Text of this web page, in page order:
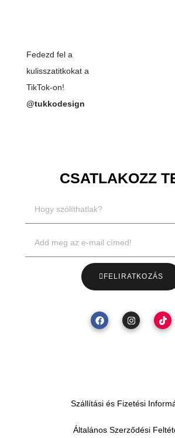
Fedezd fel a
kulisszatitkokat a
TikTok-on!
@tukkodesign
CSATLAKOZZ
FELIRATKOZÁS
Szállítási és Fizetési
Általános Szerződési